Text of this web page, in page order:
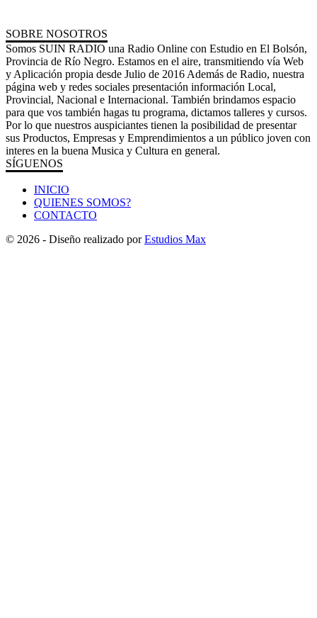
SOBRE NOSOTROS
Somos SUIN RADIO una Radio Online con Estudio en El Bolsón,
Provincia de Río Negro. Estamos en el aire, transmitiendo vía Web
y Aplicación propia desde Julio de 2016 Además de Radio, nuestra
página web y redes sociales presentación información Local,
Provincial, Nacional e Internacional. También brindamos espacio
para que vos también hagas tu programa, dictamos talleres y cursos.
Por lo que nuestros auspiciantes tienen la posibilidad de presentar
sus Productos, Empresas y Emprendimientos a un público joven con
interes en la buena Musica y Cultura en general.
SÍGUENOS
INICIO
QUIENES SOMOS?
CONTACTO
© 2026 - Diseño realizado porEstudios Max